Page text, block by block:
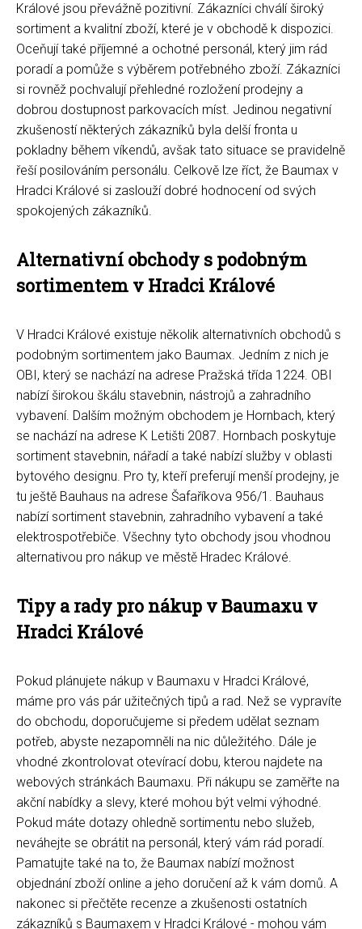
Králové jsou převážně pozitivní. Zákazníci chválí široký
sortiment a kvalitní zboží, které je v obchodě k dispozici.
Oceňují také příjemné a ochotné personál, který jim rád
poradí a pomůže s výběrem potřebného zboží. Zákazníci
si rovněž pochvalují přehledné rozložení prodejny a
dobrou dostupnost parkovacích míst. Jedinou negativní
zkušeností některých zákazníků byla delší fronta u
pokladny během víkendů, avšak tato situace se pravidelně
řeší posilováním personálu. Celkově lze říct, že Baumax v
Hradci Králové si zaslouží dobré hodnocení od svých
spokojených zákazníků.
Alternativní obchody s podobným
sortimentem v Hradci Králové
V Hradci Králové existuje několik alternativních obchodů s
podobným sortimentem jako Baumax. Jedním z nich je
OBI, který se nachází na adrese Pražská třída 1224. OBI
nabízí širokou škálu stavebnin, nástrojů a zahradního
vybavení. Dalším možným obchodem je Hornbach, který
se nachází na adrese K Letišti 2087. Hornbach poskytuje
sortiment stavebnin, nářadí a také nabízí služby v oblasti
bytového designu. Pro ty, kteří preferují menší prodejny, je
tu ještě Bauhaus na adrese Šafaříkova 956/1. Bauhaus
nabízí sortiment stavebnin, zahradního vybavení a také
elektrospotřebiče. Všechny tyto obchody jsou vhodnou
alternativou pro nákup ve městě Hradec Králové.
Tipy a rady pro nákup v Baumaxu v
Hradci Králové
Pokud plánujete nákup v Baumaxu v Hradci Králové,
máme pro vás pár užitečných tipů a rad. Než se vypravíte
do obchodu, doporučujeme si předem udělat seznam
potřeb, abyste nezapomněli na nic důležitého. Dále je
vhodné zkontrolovat otevírací dobu, kterou najdete na
webových stránkách Baumaxu. Při nákupu se zaměřte na
akční nabídky a slevy, které mohou být velmi výhodné.
Pokud máte dotazy ohledně sortimentu nebo služeb,
neváhejte se obrátit na personál, který vám rád poradí.
Pamatujte také na to, že Baumax nabízí možnost
objednání zboží online a jeho doručení až k vám domů. A
nakonec si přečtěte recenze a zkušenosti ostatních
zákazníků s Baumaxem v Hradci Králové - mohou vám